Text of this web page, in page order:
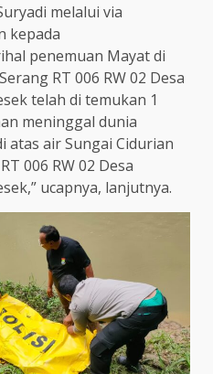
melalui via
kepada
penemuan Mayat di
RT 006 RW 02 Desa
telah di temukan 1
meninggal dunia
atas air Sungai Cidurian
006 RW 02 Desa
ucapnya, lanjutnya.